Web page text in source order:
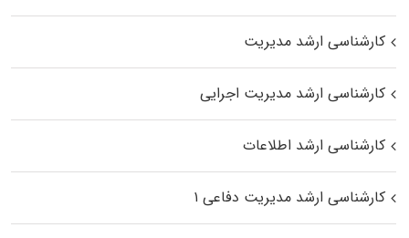
کارشناسی ارشد مدیریت
کارشناسی ارشد مدیریت اجرایی
کارشناسی ارشد اطلاعات
کارشناسی ارشد مدیریت دفاعی ۱